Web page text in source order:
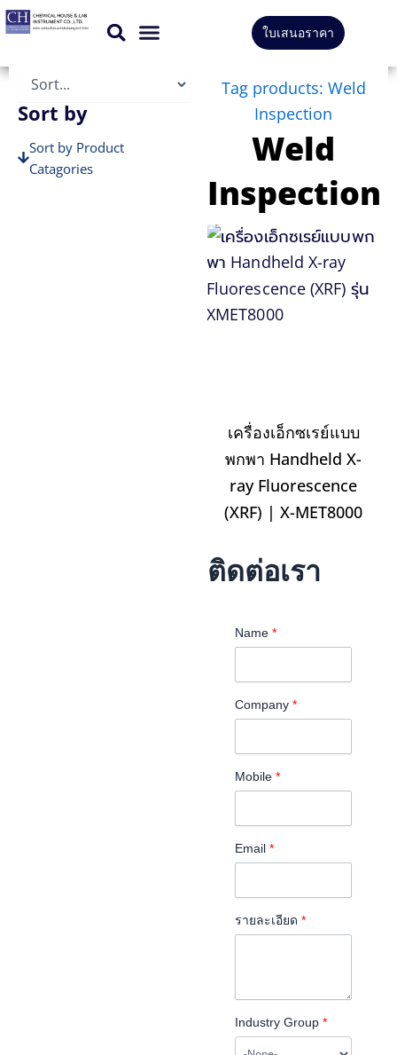
Skip
to
content
ใบเสนอราคา
Sort by
Sort by Product
Catagories
Tag products: Weld
Inspection
Weld
Inspection
เครื่องเอ็กซเรย์แบบ
พกพา Handheld X-
ray Fluorescence
(XRF) | X-MET8000
ติดต่อเรา
Name *
Company *
Mobile *
Email *
รายละเอียด *
Industry Group *